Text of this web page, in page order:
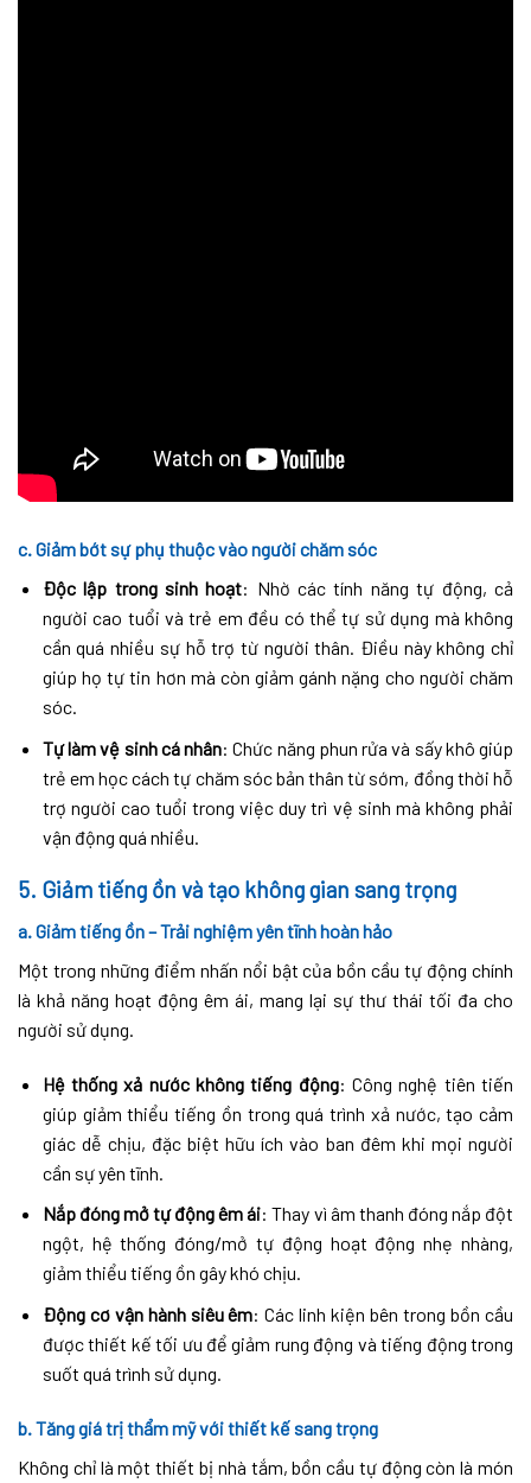
c. Giảm bớt sự phụ thuộc vào người chăm sóc
Độc lập trong sinh hoạt: Nhờ các tính năng tự động, cả
người cao tuổi và trẻ em đều có thể tự sử dụng mà không
cần quá nhiều sự hỗ trợ từ người thân. Điều này không chỉ
giúp họ tự tin hơn mà còn giảm gánh nặng cho người chăm
sóc.
Tự làm vệ sinh cá nhân: Chức năng phun rửa và sấy khô giúp
trẻ em học cách tự chăm sóc bản thân từ sớm, đồng thời hỗ
trợ người cao tuổi trong việc duy trì vệ sinh mà không phải
vận động quá nhiều.
5. Giảm tiếng ồn và tạo không gian sang trọng
a. Giảm tiếng ồn – Trải nghiệm yên tĩnh hoàn hảo
Một trong những điểm nhấn nổi bật của bồn cầu tự động chính
là khả năng hoạt động êm ái, mang lại sự thư thái tối đa cho
người sử dụng.
Hệ thống xả nước không tiếng động: Công nghệ tiên tiến
giúp giảm thiểu tiếng ồn trong quá trình xả nước, tạo cảm
giác dễ chịu, đặc biệt hữu ích vào ban đêm khi mọi người
cần sự yên tĩnh.
Nắp đóng mở tự động êm ái: Thay vì âm thanh đóng nắp đột
ngột, hệ thống đóng/mở tự động hoạt động nhẹ nhàng,
giảm thiểu tiếng ồn gây khó chịu.
Động cơ vận hành siêu êm: Các linh kiện bên trong bồn cầu
được thiết kế tối ưu để giảm rung động và tiếng động trong
suốt quá trình sử dụng.
b. Tăng giá trị thẩm mỹ với thiết kế sang trọng
Không chỉ là một thiết bị nhà tắm, bồn cầu tự động còn là món